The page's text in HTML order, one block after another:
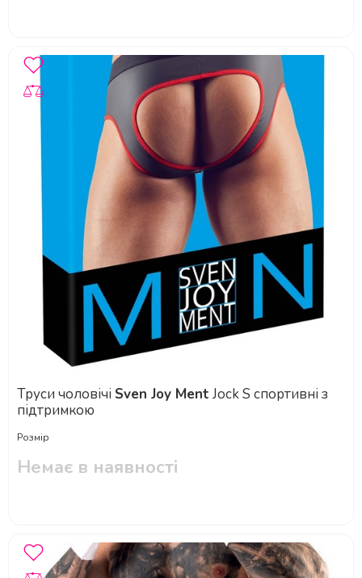
Труси чоловічі Sven Joy Ment Jock S спортивні з
підтримкою
Розмір
Немає в наявності